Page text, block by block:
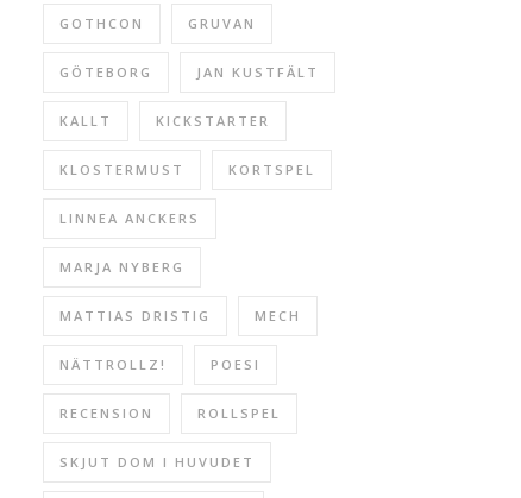
GOTHCON GRUVAN
GÖTEBORG JAN KUSTFÄLT
KALLT KICKSTARTER
KLOSTERMUST KORTSPEL
LINNEA ANCKERS
MARJA NYBERG
MATTIAS DRISTIG MECH
NÄTTROLLZ! POESI
RECENSION ROLLSPEL
SKJUT DOM I HUVUDET